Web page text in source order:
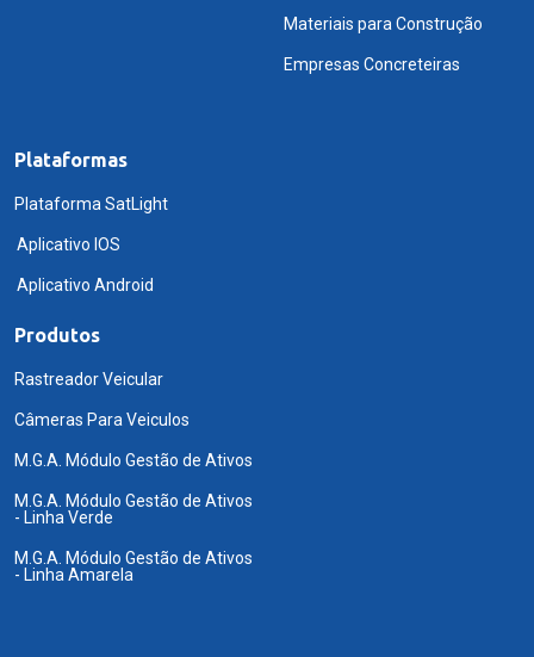
Materiais para Construção
Empresas Concreteiras
Plataformas
Plataforma SatLight
Aplicativo IOS
Aplicativo Android
Produtos
Rastreador Veicular
Câmeras Para Veiculos
M.G.A. Módulo Gestão de Ativos
M.G.A. Módulo Gestão de Ativos
- Linha Verde
M.G.A. Módulo Gestão de Ativos
- Linha Amarela